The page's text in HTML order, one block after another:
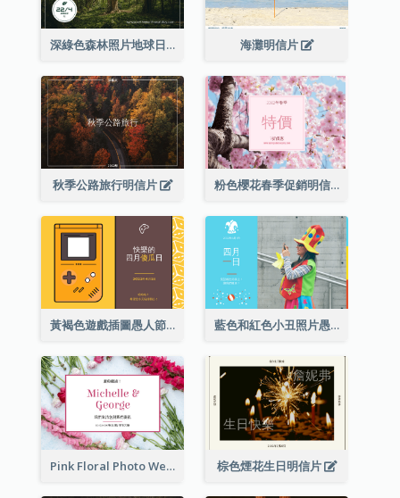
深綠色森林照片地球日明信片 海灘明信片
秋季公路旅行明信片 粉色櫻花春季促銷明信片
黃褐色遊戲插圖愚人節明信片 藍色和紅色小丑照片愚人節明信片
Pink Floral Photo Wedding Postcard 棕色煙花生日明信片